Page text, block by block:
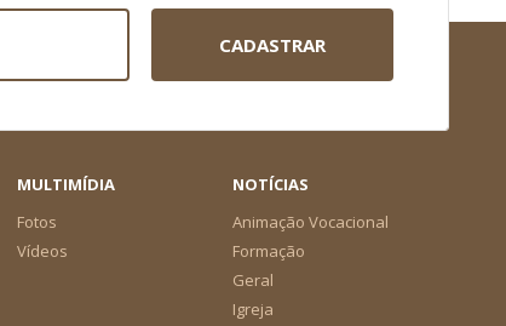
CADASTRAR
MULTIMÍDIA
Fotos
Vídeos
NOTÍCIAS
Animação Vocacional
Formação
Geral
Igreja